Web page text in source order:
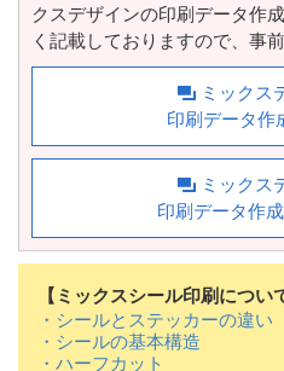
クスデザインの印刷データ作
く記載しておりますので、事
ミックス
印刷データ作
ミックス
印刷データ作
【ミックスシール印刷につい
・シールとステッカーの違い
・シールの基本構造
・ハーフカット